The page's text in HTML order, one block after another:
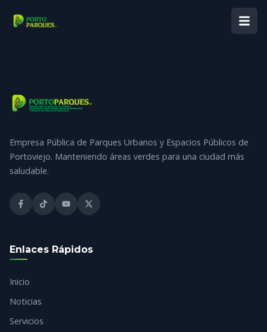
Empresa Pública de Parques Urbanos y Espacios Públicos de
Portoviejo. Manteniendo áreas verdes para una ciudad más
saludable.
Enlaces Rápidos
Inicio
Noticias
Servicios